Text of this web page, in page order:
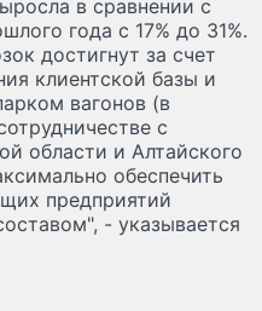
в сравнении с
года с 17% до 31%.
достигнут за счет
клиентской базы и
вагонов (в
с
области и Алтайского
обеспечить
предприятий
- указывается